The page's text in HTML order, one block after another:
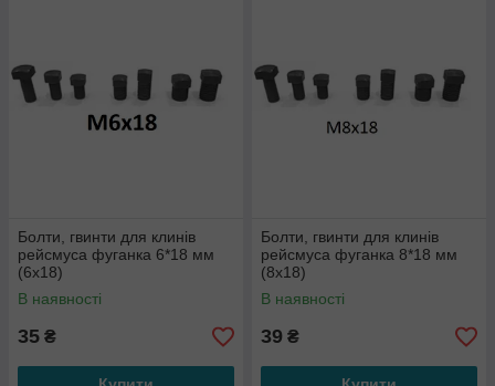
Болти, гвинти для клинів
рейсмуса фуганка 6*18 мм
(6х18)
В наявності
35 ₴
Болти, гвинти для клинів
рейсмуса фуганка 8*18 мм
(8х18)
В наявності
39 ₴